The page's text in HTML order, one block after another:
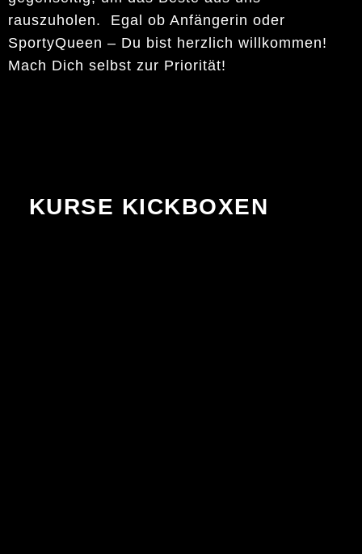
rauszuholen. Egal ob Anfängerin oder
SportyQueen – Du bist herzlich willkommen!
Mach Dich selbst zur Priorität!
KURSE KICKBOXEN